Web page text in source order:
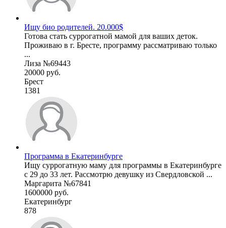
Ищу био родителей. 20.000$
Готова стать суррогатной мамой для ваших деток.
Проживаю в г. Бресте, программу рассматриваю только
...
Лиза №69443
20000 руб.
Брест
1381
Программа в Екатеринбурге
Ищу суррогатную маму для программы в Екатеринбурге
с 29 до 33 лет. Рассмотрю девушку из Свердловской ...
Маргарита №67841
1600000 руб.
Екатеринбург
878